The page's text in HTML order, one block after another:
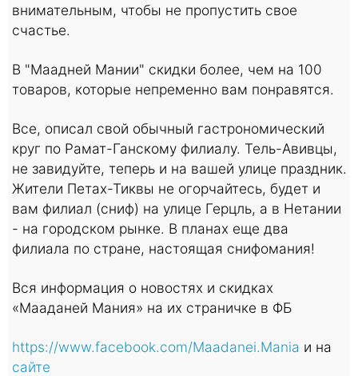
внимательным, чтобы не пропустить свое
счастье.
В "Маадней Мании" скидки более, чем на 100
товаров, которые непременно вам понравятся.
Все, описал свой обычный гастрономический
круг по Рамат-Ганскому филиалу. Тель-Авивцы,
не завидуйте, теперь и на вашей улице праздник.
Жители Петах-Тиквы не огорчайтесь, будет и
вам филиал (сниф) на улице Герцль, а в Нетании
- на городском рынке. В планах еще два
филиала по стране, настоящая снифомания!
Вся информация о новостях и скидках
«Мааданей Мания» на их страничке в ФБ
https://www.facebook.com/Maadanei.Mania и на
сайте